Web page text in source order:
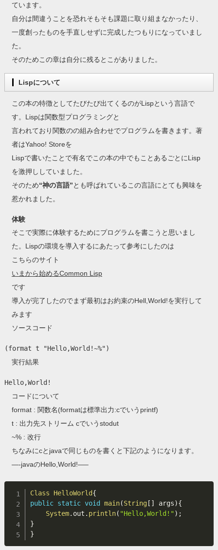
ています。
自分は間違うことを恐れそもそも課題に取り組まなかったり、
一度創ったものを手直しせずに完成したつもりになっていまし
た。
そのためこの章は自分に残るとこがありました。
Lispについて
この本の特徴としてたびたび出てくるのがLispという言語で
す。Lispは関数型プログラミングと
言われており関数のの組み合わせでプログラムを書きます。著
者はYahoo! Storeを
Lispで書いたことで有名でこの本の中でもことあるごとにLisp
を激押ししていました。
そのため“神の言語”とも呼ばれているこの言語にとても興味を
惹かれました。
体験
そこで実際に体験するためにプログラムを書こうと思いまし
た。Lispの環境を導入するにあたって参考にしたのは
こちらのサイト
いまから始めるCommon Lisp
です
導入が完了したのでまず最初はお約束のHell,World!を実行して
みます
ソースコード
(format t "Hello,World!~%")
実行結果
Hello,World!
コードについて
format : 関数名(formatは標準出力:cでいうprintf)
t : 出力先ストリーム cでいうstodut
~% : 改行
ちなみにcとjavaで同じものを書くと下記のようになります。
—-javaのHello,World!—–
Class HelloWorld{
public static void main(String [ ] args){
System. out . println( "Hello,World!") ;
}
}